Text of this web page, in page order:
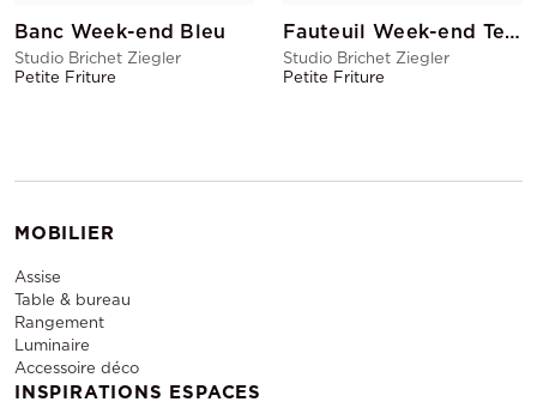
Banc Week-end Bleu
Studio Brichet Ziegler
Petite Friture
Fauteuil Week-end Terracotta
Studio Brichet Ziegler
Petite Friture
MOBILIER
Assise
Table & bureau
Rangement
Luminaire
Accessoire déco
INSPIRATIONS ESPACES